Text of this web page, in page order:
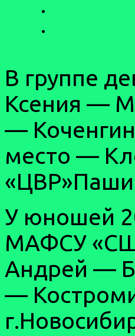
В группе
Ксения —
—
место —
У юношей
МАФСУ
Андрей —
—